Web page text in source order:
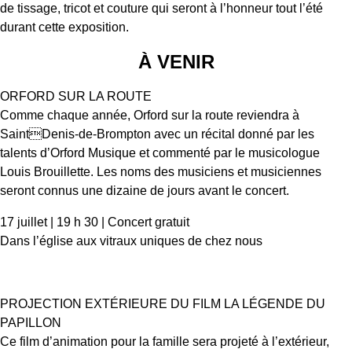
de tissage, tricot et couture qui seront à l’honneur tout l’été
durant cette exposition.
À VENIR
ORFORD SUR LA ROUTE
Comme chaque année, Orford sur la route reviendra à
SaintDenis-de-Brompton avec un récital donné par les
talents d’Orford Musique et commenté par le musicologue
Louis Brouillette. Les noms des musiciens et musiciennes
seront connus une dizaine de jours avant le concert.
17 juillet | 19 h 30 | Concert gratuit
Dans l’église aux vitraux uniques de chez nous
PROJECTION EXTÉRIEURE DU FILM LA LÉGENDE DU
PAPILLON
Ce film d’animation pour la famille sera projeté à l’extérieur,